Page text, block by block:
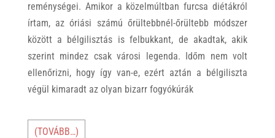
reménységei. Amikor a közelmúltban furcsa diétákról
írtam, az óriási számú őrültebbnél-őrültebb módszer
között a bélgilisztás is felbukkant, de akadtak, akik
szerint mindez csak városi legenda. Időm nem volt
ellenőrizni, hogy így van-e, ezért aztán a bélgiliszta
végül kimaradt az olyan bizarr fogyókúrák
(TOVÁBB…)